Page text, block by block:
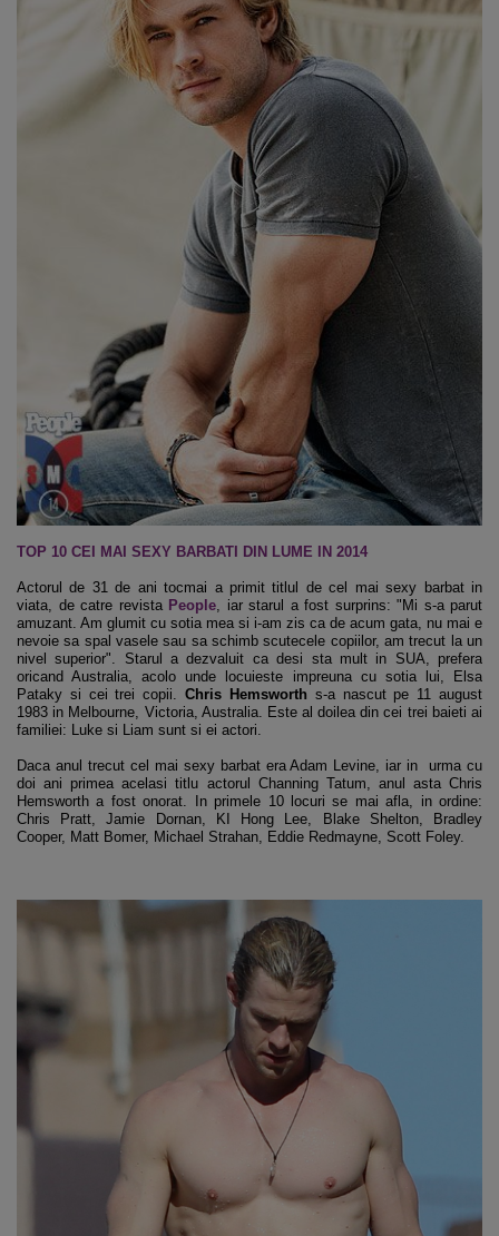
TOP 10 CEI MAI SEXY BARBATI DIN LUME IN 2014
Actorul de 31 de ani tocmai a primit titlul de cel mai sexy barbat in
viata, de catre revista People, iar starul a fost surprins: "Mi s-a parut
amuzant. Am glumit cu sotia mea si i-am zis ca de acum gata, nu mai e
nevoie sa spal vasele sau sa schimb scutecele copiilor, am trecut la un
nivel superior". Starul a dezvaluit ca desi sta mult in SUA, prefera
oricand Australia, acolo unde locuieste impreuna cu sotia lui, Elsa
Pataky si cei trei copii.Chris Hemsworth s-a nascut pe 11 august
1983 in Melbourne, Victoria, Australia. Este al doilea din cei trei baieti ai
familiei: Luke si Liam sunt si ei actori.
Daca anul trecut cel mai sexy barbat era Adam Levine, iar in urma cu
doi ani primea acelasi titlu actorul Channing Tatum, anul asta Chris
Hemsworth a fost onorat. In primele 10 locuri se mai afla, in ordine:
Chris Pratt, Jamie Dornan, KI Hong Lee, Blake Shelton, Bradley
Cooper, Matt Bomer, Michael Strahan, Eddie Redmayne, Scott Foley.